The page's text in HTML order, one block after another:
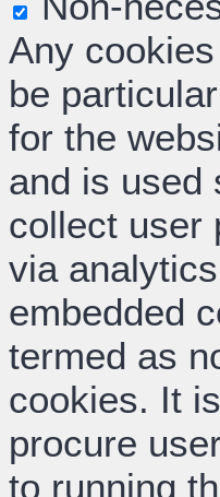
Any
be
for the
and is used
collect user
via
embedded
termed as
cookies. It
procure
to running